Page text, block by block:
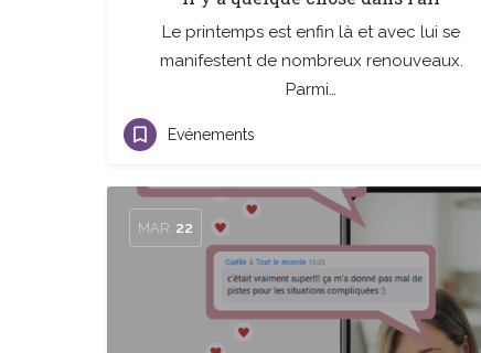
Le printemps est enfin là et avec lui se
manifestent de nombreux renouveaux.
Parmi…
Evénements
MAR 22